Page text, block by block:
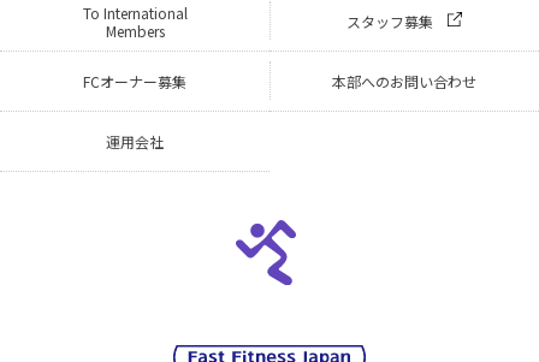
To International
Members
スタッフ募集
FCオーナー募集 本部へのお問い合わせ
運用会社